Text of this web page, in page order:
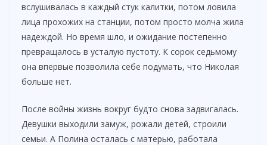
вслушивалась в каждый стук калитки, потом ловила
лица прохожих на станции, потом просто молча жила
надеждой. Но время шло, и ожидание постепенно
превращалось в усталую пустоту. К сорок седьмому
она впервые позволила себе подумать, что Николая
больше нет.
После войны жизнь вокруг будто снова задвигалась.
Девушки выходили замуж, рожали детей, строили
семьи. А Полина осталась с матерью, работала